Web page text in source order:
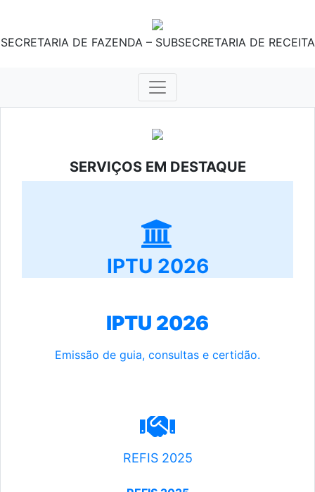
SECRETARIA DE FAZENDA – SUBSECRETARIA DE RECEITA
SERVIÇOS EM DESTAQUE
IPTU 2026
IPTU 2026
Emissão de guia, consultas e certidão.
REFIS 2025